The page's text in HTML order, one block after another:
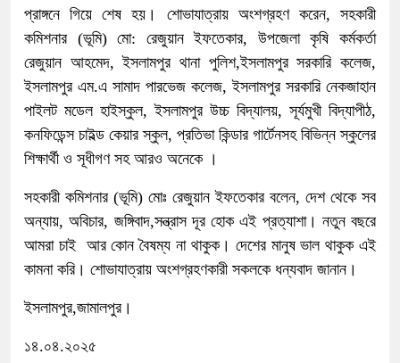
প্রাঙ্গনে গিয়ে শেষ হয়। শোভাযাত্রায় অংশগ্রহণ করেন, সহকারী
কমিশনার (ভূমি) মো: রেজুয়ান ইফতেকার, উপজেলা কৃষি কর্মকর্তা
রেজুয়ান আহমেদ, ইসলামপুর থানা পুলিশ,ইসলামপুর সরকারি কলেজ,
ইসলামপুর এম.এ সামাদ পারভেজ কলেজ, ইসলামপুর সরকারি নেকজাহান
পাইলট মডেল হাইস্কুল, ইসলামপুর ‍উচ্চ বিদ্যালয়, সূর্যমুখী বিদ্যাপীঠ,
কনফিডেন্স চাইল্ড কেয়ার স্কুল, প্রতিভা কিন্ডার গার্টেনসহ বিভিন্ন স্কুলের
শিক্ষার্থী ও সূধীগণ সহ আরও অনেকে ।
সহকারী কমিশনার (ভূমি) মোঃ রেজুয়ান ইফতেকার বলেন, দেশ থেকে সব
অন্যায়, অবিচার, জঙ্গিবাদ,সন্ত্রাস দূর হোক এই প্রত্যাশা। নতুন বছরে
আমরা চাই আর কোন বৈষম্য না থাকুক। দেশের মানুষ ভাল থাকুক এই
কামনা করি। শোভাযাত্রায় অংশগ্রহণকারী সকলকে ধন্যবাদ জানান।
ইসলামপুর,জামালপুর।
১৪.০৪.২০২৫